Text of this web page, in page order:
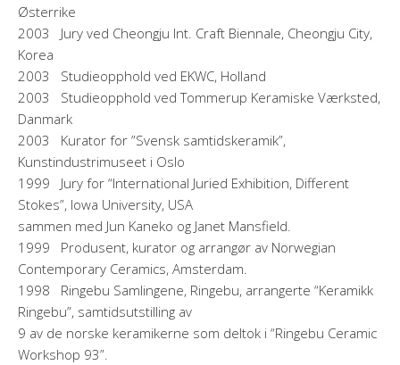
Østerrike
2003 Jury ved Cheongju Int. Craft Biennale, Cheongju City,
Korea
2003 Studieopphold ved EKWC, Holland
2003 Studieopphold ved Tommerup Keramiske Værksted,
Danmark
2003 Kurator for ”Svensk samtidskeramik”,
Kunstindustrimuseet i Oslo
1999 Jury for “International Juried Exhibition, Different
Stokes”, Iowa University, USA
sammen med Jun Kaneko og Janet Mansfield.
1999 Produsent, kurator og arrangør av Norwegian
Contemporary Ceramics, Amsterdam.
1998 Ringebu Samlingene, Ringebu, arrangerte “Keramikk
Ringebu”, samtidsutstilling av
9 av de norske keramikerne som deltok i “Ringebu Ceramic
Workshop 93”.